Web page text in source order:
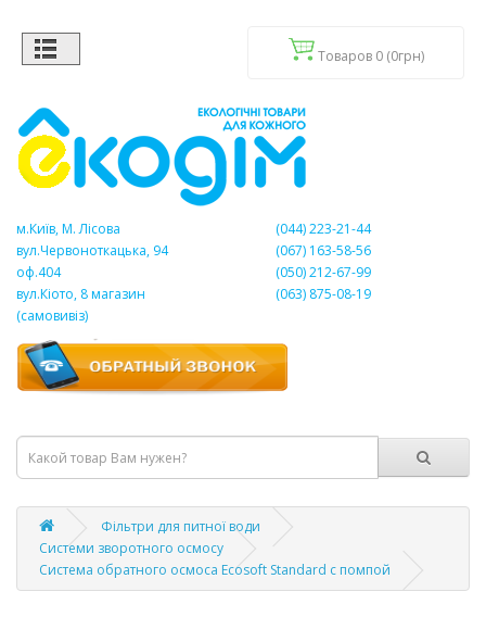
Товаров 0 (0грн)
м.Київ, М. Лісова
вул.Червоноткацька, 94
оф.404
вул.Кіото, 8 магазин
(самовивіз)
(044) 223-21-44
(067) 163-58-56
(050) 212-67-99
(063) 875-08-19
Фільтри для питної води
Системи зворотного осмосу
Система обратного осмоса Ecosoft Standard с помпой